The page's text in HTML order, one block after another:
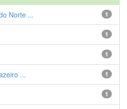
1
Norte ...
1
1
1
...
1